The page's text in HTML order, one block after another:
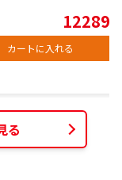
12289
カートに入れる
る